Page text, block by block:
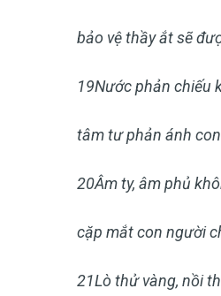
bảo vệ thầy ắt sẽ
19Nước phản chiếu
tâm tư phản ánh
20Âm ty, âm phủ
cặp mắt con người
21Lò thử vàng, nồi